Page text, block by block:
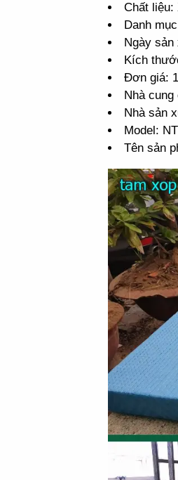
Chất liệu:
Danh
Ngày sản
Kích
Đơn giá:
Nhà
Nhà sản
Model:
Tên sản